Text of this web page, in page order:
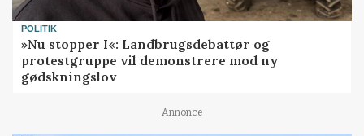
POLITIK
»Nu stopper I«: Landbrugsdebattør og
protestgruppe vil demonstrere mod ny
gødskningslov
Annonce